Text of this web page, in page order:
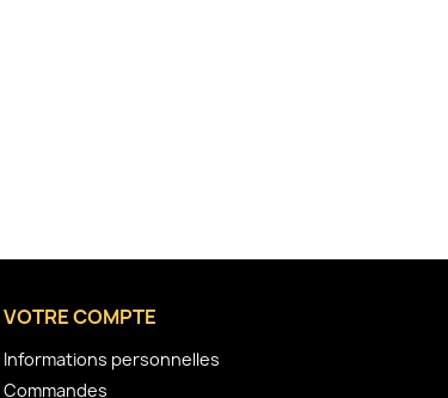
VOTRE COMPTE
Informations personnelles
Commandes